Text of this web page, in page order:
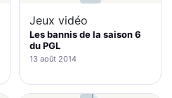
Jeux vidéo
Les bannis de la saison 6
du PGL
13 août 2014